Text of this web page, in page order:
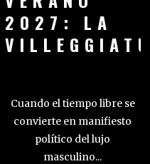
2027: LA
Cuando el tiempo libre se
convierte en manifiesto
político del lujo
masculino...